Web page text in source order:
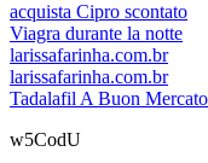
acquista Cipro scontato
Viagra durante la notte
larissafarinha.com.br
larissafarinha.com.br
Tadalafil A Buon
w5CodU